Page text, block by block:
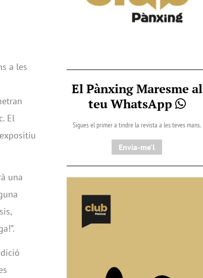
a les
El
una
El Pànxing Maresme al
teu WhatsApp
Sigues el primer a tindre la revista a les teves mans.
Envia-me'l